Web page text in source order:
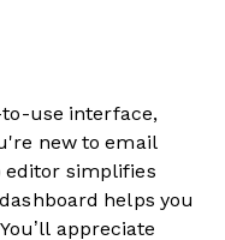
use interface,
new to email
editor simplifies
helps you
appreciate